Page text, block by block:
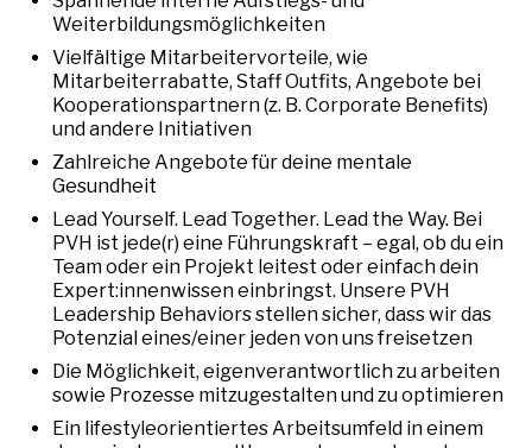
Weiterbildungsmöglichkeiten
Vielfältige Mitarbeitervorteile, wie
Mitarbeiterrabatte, Staff Outfits, Angebote bei
Kooperationspartnern (z. B. Corporate Benefits)
und andere Initiativen
Zahlreiche Angebote für deine mentale
Gesundheit
Lead Yourself. Lead Together. Lead the Way. Bei
PVH ist jede(r) eine Führungskraft – egal, ob du ein
Team oder ein Projekt leitest oder einfach dein
Expert:innenwissen einbringst. Unsere PVH
Leadership Behaviors stellen sicher, dass wir das
Potenzial eines/einer jeden von uns freisetzen
Die Möglichkeit, eigenverantwortlich zu arbeiten
sowie Prozesse mitzugestalten und zu optimieren
Ein lifestyleorientiertes Arbeitsumfeld in einem